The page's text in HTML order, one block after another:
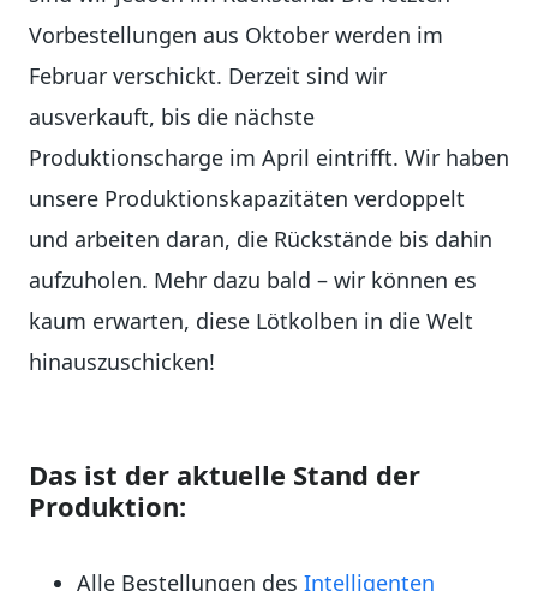
Vorbestellungen aus Oktober werden im
Februar verschickt. Derzeit sind wir
ausverkauft, bis die nächste
Produktionscharge im April eintrifft. Wir haben
unsere Produktionskapazitäten verdoppelt
und arbeiten daran, die Rückstände bis dahin
aufzuholen. Mehr dazu bald – wir können es
kaum erwarten, diese Lötkolben in die Welt
hinauszuschicken!
Das ist der aktuelle Stand der
Produktion:
Alle Bestellungen des Intelligenten